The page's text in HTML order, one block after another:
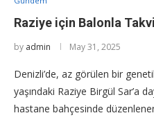
Raziye için Balonla
by admin May 31, 2025
Denizli’de, az görülen bir
yaşındaki Raziye Birgül Sar’a
hastane bahçesinde